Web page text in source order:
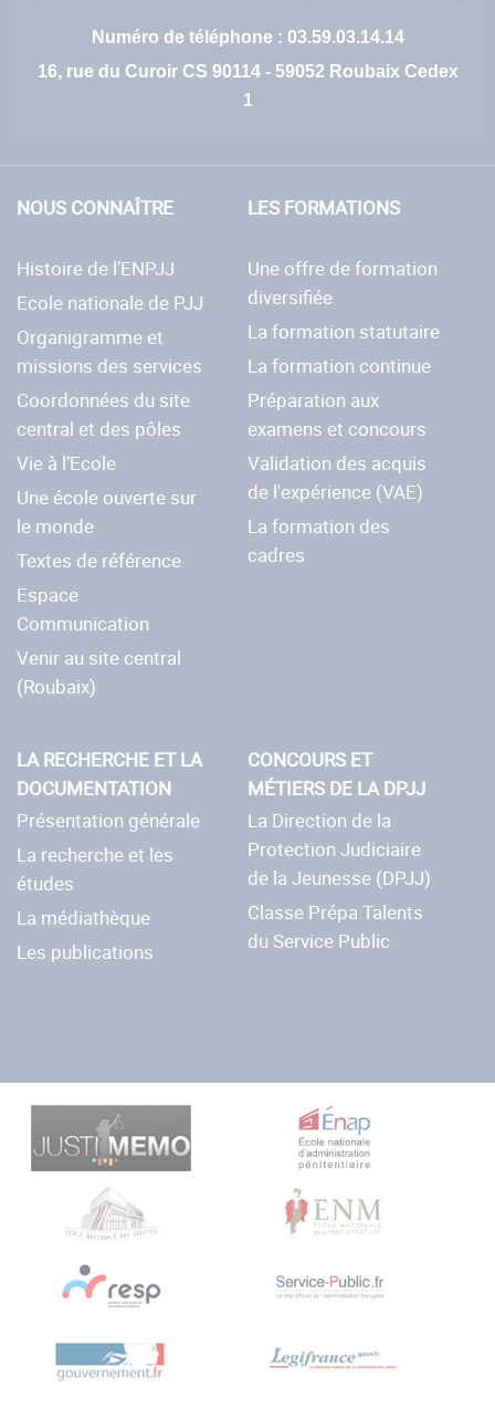
Numéro de téléphone : 03.59.03.14.14
16, rue du Curoir CS 90114 - 59052 Roubaix Cedex
1
NOUS CONNAÎTRE
Histoire de l’ENPJJ
Ecole nationale de PJJ
Organigramme et
missions des services
Coordonnées du site
central et des pôles
Vie à l’Ecole
Une école ouverte sur
le monde
Textes de référence
Espace
Communication
Venir au site central
(Roubaix)
LES FORMATIONS
Une offre de formation
diversifiée
La formation statutaire
La formation continue
Préparation aux
examens et concours
Validation des acquis
de l'expérience (VAE)
La formation des
cadres
LA RECHERCHE ET LA
DOCUMENTATION
Présentation générale
La recherche et les
études
La médiathèque
Les publications
CONCOURS ET
MÉTIERS DE LA DPJJ
La Direction de la
Protection Judiciaire
de la Jeunesse (DPJJ)
Classe Prépa Talents
du Service Public